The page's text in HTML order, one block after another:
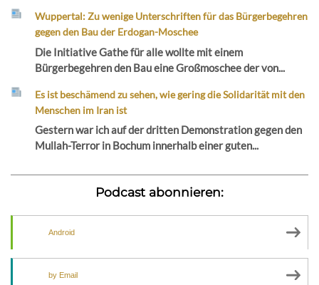
Wuppertal: Zu wenige Unterschriften für das Bürgerbegehren
gegen den Bau der Erdogan-Moschee
Die Initiative Gathe für alle wollte mit einem
Bürgerbegehren den Bau eine Großmoschee der von...
Es ist beschämend zu sehen, wie gering die Solidarität mit den
Menschen im Iran ist
Gestern war ich auf der dritten Demonstration gegen den
Mullah-Terror in Bochum innerhalb einer guten...
Podcast abonnieren:
Android
by Email